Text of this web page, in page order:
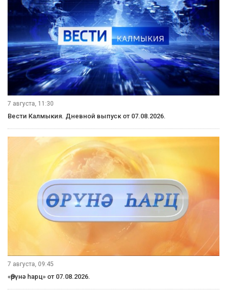
7 августа, 11:30
Вести Калмыкия. Дневной выпуск от 07.08.2026.
7 августа, 09:45
«Өрүнә һарц» от 07.08.2026.